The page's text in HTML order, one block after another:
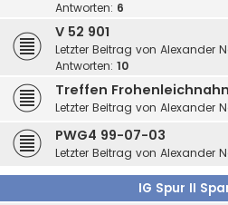
Antworten: 6
V 52 901
Letzter Beitrag von Alexander
Antworten: 10
Treffen
Letzter Beitrag von Alexander
PWG4 99-07-03
Letzter Beitrag von Alexander
IG Spur II